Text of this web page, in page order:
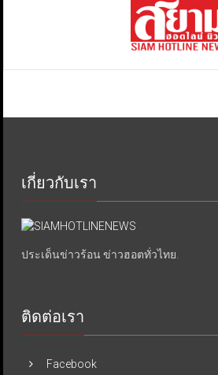
เกี่ยวกับเรา
ประเด็นข่าวร้อน ข่าวฮอตทั่วไทย.
ติดต่อเรา
Facebook